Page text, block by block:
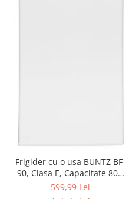
Frigider cu o usa BUNTZ BF-
90, Clasa E, Capacitate 80L,
Iluminare interioara,
599,99 Lei